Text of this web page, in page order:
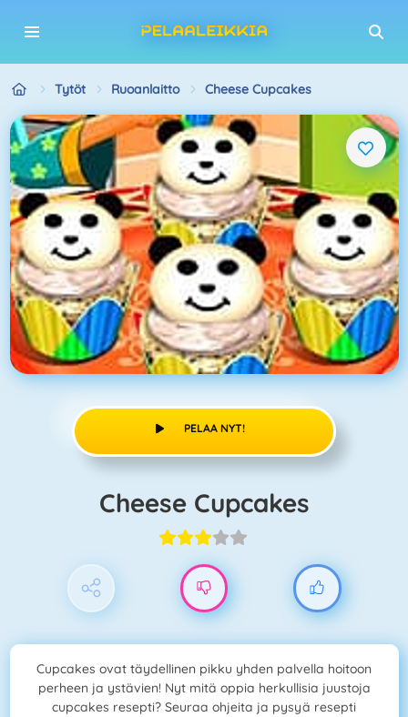
Tytöt Ruoanlaitto Cheese Cupcakes
PELAA NYT!
Cheese Cupcakes
Cupcakes ovat täydellinen pikku yhden palvella hoitoon
perheen ja ystävien! Nyt mitä oppia herkullisia juustoja
cupcakes resepti? Seuraa ohjeita ja pysyä resepti